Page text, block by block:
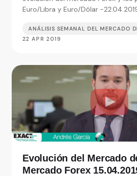
Euro/Libra y Euro/Dólar -
ANÁLISIS SEMANAL DEL MERCADO
22 APR 2019
Evolución del Mercado
Mercado Forex